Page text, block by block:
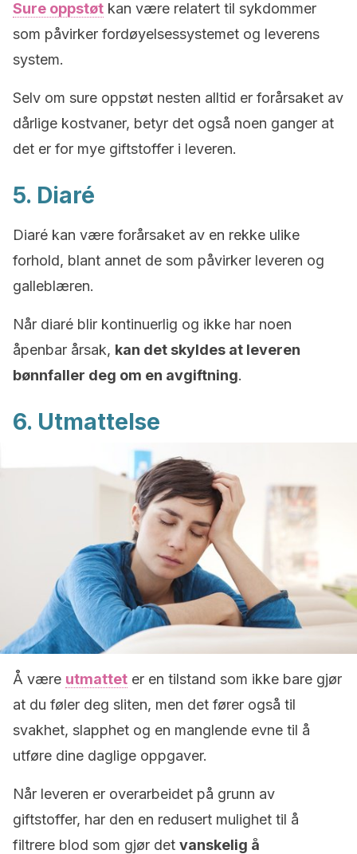
Sure oppstøt kan være relatert til sykdommer
som påvirker fordøyelsessystemet og leverens
system.
Selv om sure oppstøt nesten alltid er forårsaket av
dårlige kostvaner, betyr det også noen ganger at
det er for mye giftstoffer i leveren.
5. Diaré
Diaré kan være forårsaket av en rekke ulike
forhold, blant annet de som påvirker leveren og
galleblæren.
Når diaré blir kontinuerlig og ikke har noen
åpenbar årsak, kan det skyldes at leveren
bønnfaller deg om en avgiftning.
6. Utmattelse
Å være utmattet er en tilstand som ikke bare gjør
at du føler deg sliten, men det fører også til
svakhet, slapphet og en manglende evne til å
utføre dine daglige oppgaver.
Når leveren er overarbeidet på grunn av
giftstoffer, har den en redusert mulighet til å
filtrere blod som gjør det vanskelig å